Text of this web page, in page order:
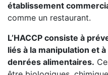
établissement
comme un restaurant.
L’HACCP consiste à
liés à la manipulation et
denrées alimentaires.